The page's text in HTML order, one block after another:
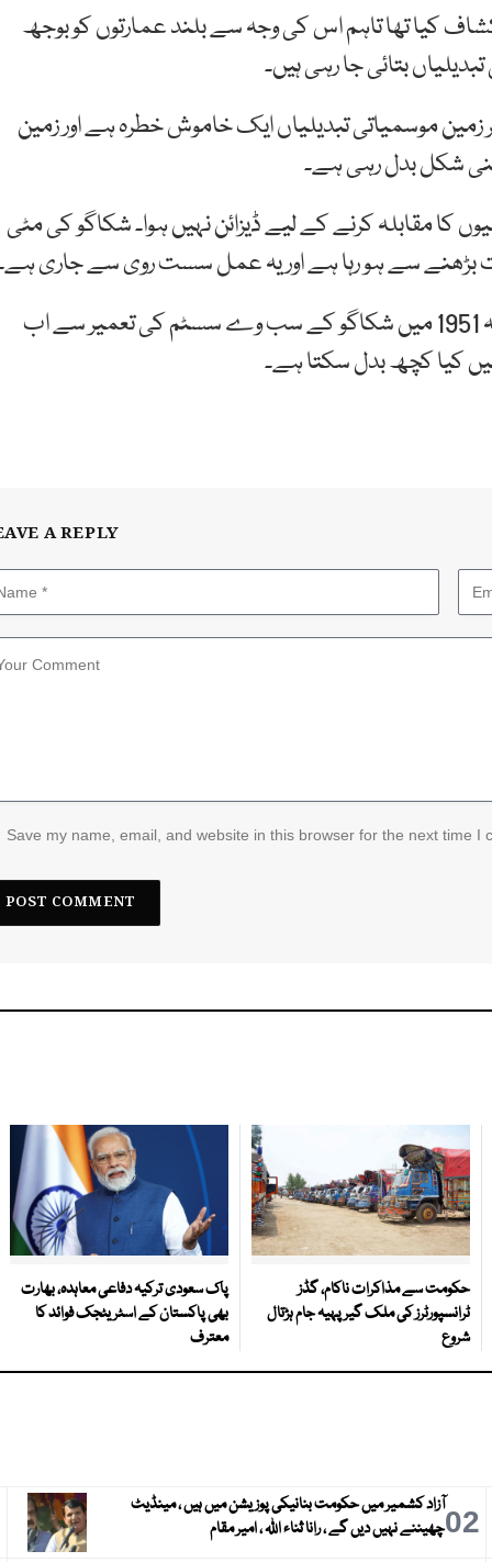
کیا تھا تاہم اس کی وجہ سے بلند عمارتوں کو بوجھ
بتائی جا رہی ہیں۔
موسمیاتی تبدیلیاں ایک خاموش خطرہ ہے اور زمین
شکل بدل رہی ہے۔
کا مقابلہ کرنے کے لیے ڈیزائن نہیں ہوا۔ شکاگو کی مٹی
بڑھنے سے ہو رہا ہے اور یہ عمل سست روی سے جاری
ماہرین نے ایک 3 ڈی کمپیوٹر ماڈل تیار کرکے جائزہ لیا کہ 1951 میں شکاگو کے سب وے سسٹم کی تعمیر سے اب
A REPLY
Save my name, email, and website in this browser for the next time I
حکومت سے مذاکرات ناکام، گڈز
ٹرانسپورٹرز کی ملک گیر پہیہ جام ہڑتال
شروع
پاک سعودی ترکیہ دفاعی معاہدہ، بھارت
بھی پاکستان کے اسٹریٹجک فوائد کا
معترف
02آزاد کشمیر میں حکومت بنانیکی پوزیشن میں ہیں ، مینڈیٹ
چھیننے نہیں دیں گے ، رانا ثناء اللہ ، امیر مقام